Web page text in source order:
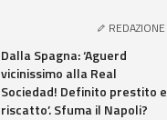
REDAZIONE
Dalla Spagna: ‘Aguerd
vicinissimo alla Real
Sociedad! Definito prestito e
riscatto’. Sfuma il Napoli?